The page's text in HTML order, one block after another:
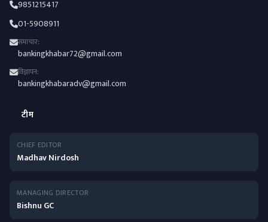
9851215417
01-5908911
समाचार:
bankingkhabar72@gmail.com
विज्ञापन:
bankingkhabaradv@gmail.com
टीम
CHIEF EDITOR
Madhav Nirdosh
MANAGING DIRECTOR
Bishnu GC